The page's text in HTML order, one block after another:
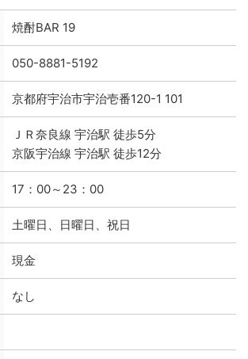
焼酎BAR 19
050-8881-5192
京都府宇治市宇治壱番120-1 101
ＪＲ奈良線 宇治駅 徒歩5分
京阪宇治線 宇治駅 徒歩12分
17：00～23：00
土曜日、日曜日、祝日
現金
なし